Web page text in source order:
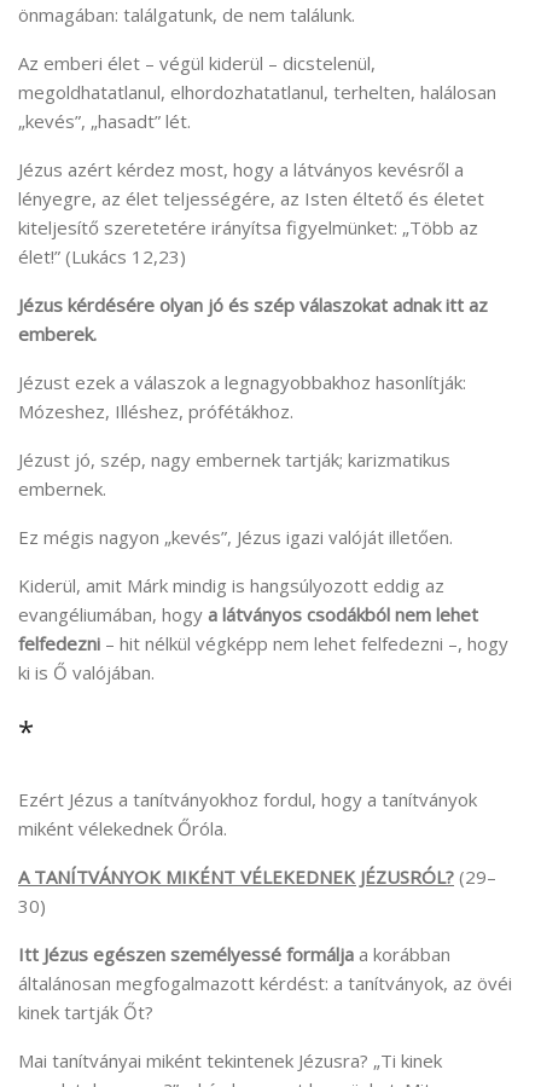
önmagában: találgatunk, de nem találunk.
Az emberi élet – végül kiderül – dicstelenül,
megoldhatatlanul, elhordozhatatlanul, terhelten, halálosan
„kevés”, „hasadt” lét.
Jézus azért kérdez most, hogy a látványos kevésről a
lényegre, az élet teljességére, az Isten éltető és életet
kiteljesítő szeretetére irányítsa figyelmünket: „Több az
élet!” (Lukács 12,23)
Jézus kérdésére olyan jó és szép válaszokat adnak itt az
emberek.
Jézust ezek a válaszok a legnagyobbakhoz hasonlítják:
Mózeshez, Illéshez, prófétákhoz.
Jézust jó, szép, nagy embernek tartják; karizmatikus
embernek.
Ez mégis nagyon „kevés”, Jézus igazi valóját illetően.
Kiderül, amit Márk mindig is hangsúlyozott eddig az
evangéliumában, hogy a látványos csodákból nem lehet
felfedezni – hit nélkül végképp nem lehet felfedezni –, hogy
ki is Ő valójában.
*
Ezért Jézus a tanítványokhoz fordul, hogy a tanítványok
miként vélekednek Őróla.
A TANÍTVÁNYOK MIKÉNT VÉLEKEDNEK JÉZUSRÓL? (29–
30)
Itt Jézus egészen személyessé formálja a korábban
általánosan megfogalmazott kérdést: a tanítványok, az övéi
kinek tartják Őt?
Mai tanítványai miként tekintenek Jézusra? „Ti kinek